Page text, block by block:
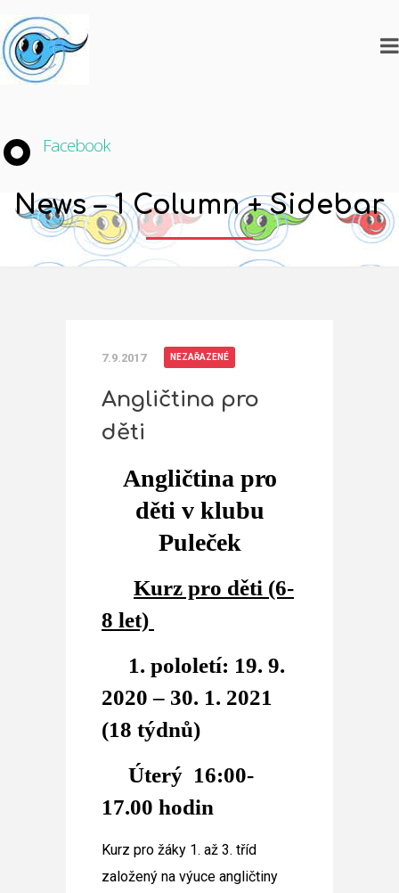
Facebook
News – 1 Column + Sidebar
7.9.2017 NEZAŘAZENÉ
Angličtina pro
děti
Angličtina pro
děti v klubu
Puleček
Kurz pro děti (6-
8 let)
1. pololetí: 19. 9.
2020 – 30. 1. 2021
(18 týdnů)
Úterý 16:00-
17.00 hodin
Kurz pro žáky 1. až 3. tříd
založený na výuce angličtiny